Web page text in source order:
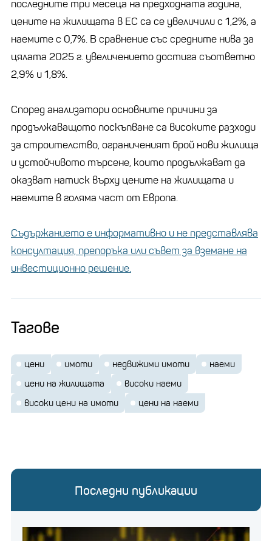
последните три месеца на предходната година,
цените на жилищата в ЕС са се увеличили с 1,2%, а
наемите с 0,7%. В сравнение със средните нива за
цялата 2025 г. увеличението достига съответно
2,9% и 1,8%.
Според анализатори основните причини за
продължаващото поскъпване са високите разходи
за строителство, ограниченият брой нови жилища
и устойчивото търсене, които продължават да
оказват натиск върху цените на жилищата и
наемите в голяма част от Европа.
Съдържанието е информативно и не представлява
консултация, препоръка или съвет за вземане на
инвестиционно решение.
Тагове
цени имоти недвижими имоти
наеми
цени на жилищата
високи наеми
високи цени на имоти
цени на наеми
Последни публикации